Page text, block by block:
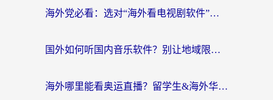
海外党必看：选对“海外看电视剧软件”，再也不用愁国内剧刷不了
国外如何听国内音乐软件？别让地域限制，断了你的中文歌单
海外哪里能看奥运直播？留学生&海外华人必看的体育赛事观赛终极指南